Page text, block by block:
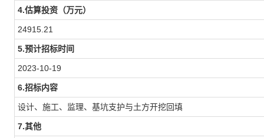
4.估算投资（万元）
24915.21
5.预计招标时间
2023-10-19
6.招标内容
设计、施工、监理、基坑支护与土方开挖回填
7.其他